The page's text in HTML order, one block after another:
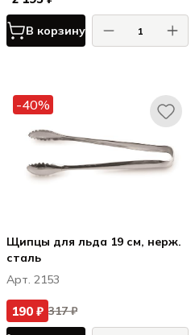
В корзину
-40%
Щипцы для льда 19 см, нерж.
сталь
Арт. 2153
190 ₽ 317 ₽